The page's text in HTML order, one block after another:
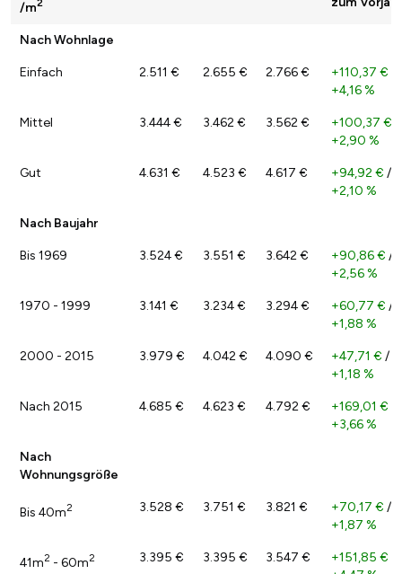
/m2
Nach Wohnlage
Einfach 2.511 € 2.655 € 2.766 € +110,37 €
+4,16 %
Mittel 3.444 € 3.462 € 3.562 € +100,37 €
+2,90 %
Gut 4.631 € 4.523 € 4.617 € +94,92 € /
+2,10 %
Nach Baujahr
Bis 1969 3.524 € 3.551 € 3.642 € +90,86 € /
+2,56 %
1970 - 1999 3.141 € 3.234 € 3.294 € +60,77 € /
+1,88 %
2000 - 2015 3.979 € 4.042 € 4.090 € +47,71 € /
+1,18 %
Nach 2015 4.685 € 4.623 € 4.792 € +169,01 €
+3,66 %
Nach
Wohnungsgröße
Bis 40m2 3.528 € 3.751 € 3.821 € +70,17 € /
+1,87 %
41m2 - 60m2 3.395 € 3.395 € 3.547 € +151,85 €